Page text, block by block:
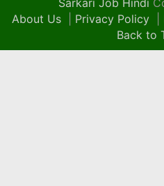
Sarkari Job Hindi
About Us
Privacy Policy
Back to